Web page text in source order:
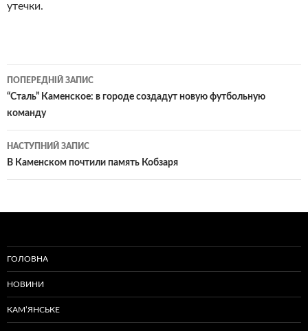
утечки.
Навігація
по
записам
ПОПЕРЕДНІЙ ЗАПИС
“Сталь” Каменское: в городе создадут новую футбольную
команду
НАСТУПНИЙ ЗАПИС
В Каменском почтили память Кобзаря
ГОЛОВНА
НОВИНИ
КАМ’ЯНСЬКЕ